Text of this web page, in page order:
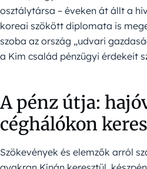
osztálytársa – éveken át állt a
koreai szökött diplomata is
szoba az ország „udvari
a Kim család pénzügyi érdekeit
A pénz útja:
céghálókon
Szökevények és elemzők arról